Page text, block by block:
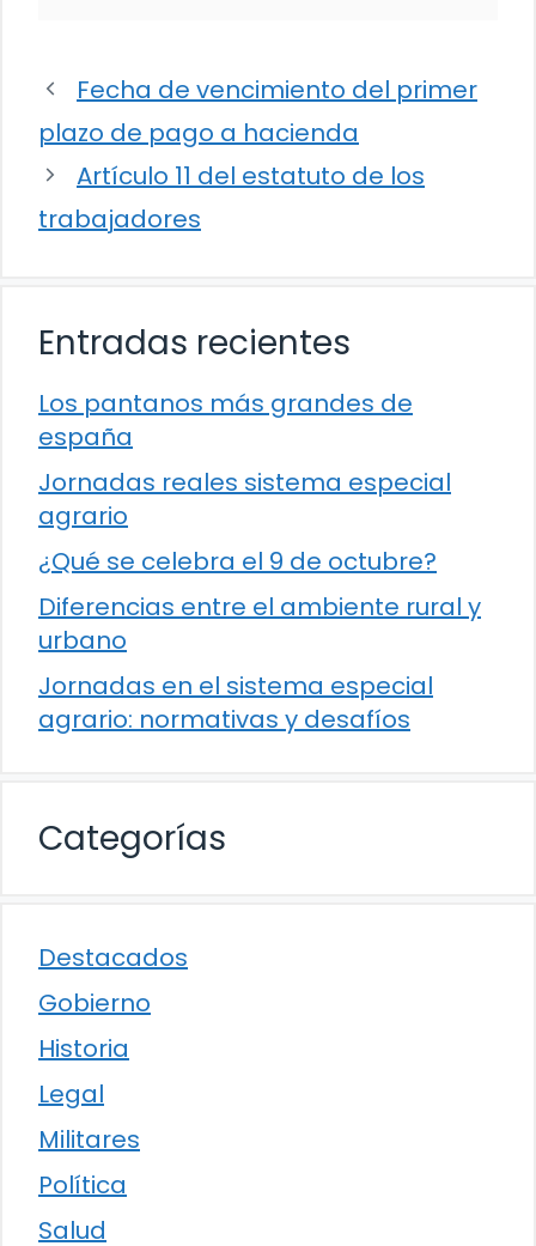
Fecha de vencimiento del primer
plazo de pago a hacienda
Artículo 11 del estatuto de los
trabajadores
Entradas recientes
Los pantanos más grandes de
españa
Jornadas reales sistema especial
agrario
¿Qué se celebra el 9 de octubre?
Diferencias entre el ambiente rural y
urbano
Jornadas en el sistema especial
agrario: normativas y desafíos
Categorías
Destacados
Gobierno
Historia
Legal
Militares
Política
Salud